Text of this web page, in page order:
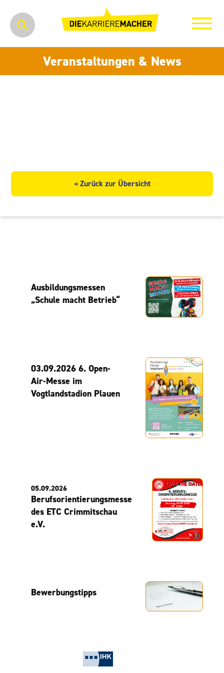
Veranstaltungen & News
« Zurück zur Übersicht
Ausbildungsmessen
„Schule macht Betrieb“
03.09.2026 6. Open-
Air-Messe im
Vogtlandstadion Plauen
05.09.2026
Berufsorientierungsmesse
des ETC Crimmitschau
e.V.
Bewerbungstipps